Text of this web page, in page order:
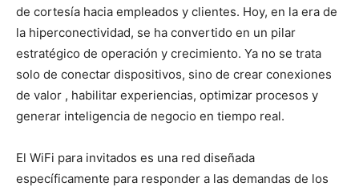
de cortesía hacia empleados y clientes. Hoy, en la era de
la hiperconectividad, se ha convertido en un pilar
estratégico de operación y crecimiento. Ya no se trata
solo de conectar dispositivos, sino de crear conexiones
de valor , habilitar experiencias, optimizar procesos y
generar inteligencia de negocio en tiempo real.
El WiFi para invitados es una red diseñada
específicamente para responder a las demandas de los